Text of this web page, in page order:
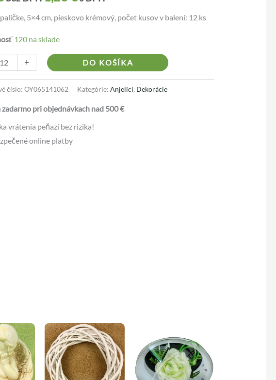
5×4 cm, pieskovo krémový, počet kusov v balení: 12 ks
120 na sklade
+ DO KOŠÍKA
číslo: OY065141062 Kategórie: Anjelíci, Dekorácie
pri objednávkach nad 500 €
vrátenia peňazí bez rizika!
online platby